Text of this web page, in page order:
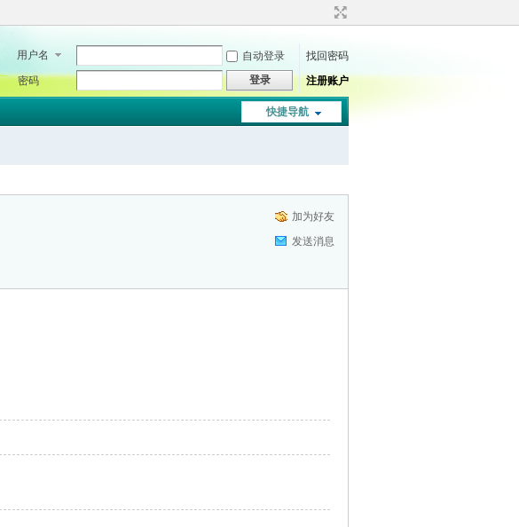
用户名 自动登录
找回密码
密码
登录 注册账户
快捷导航
加为好友
发送消息